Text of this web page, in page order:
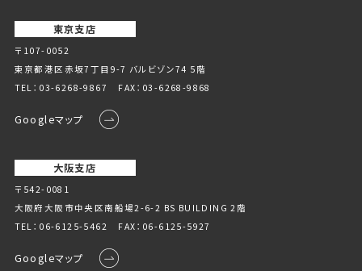
東京支店
〒107-0052
東京都港区赤坂7丁目9-7 バルビゾン74 5階
TEL： 03-6268-9867 FAX：03-6268-9868
Googleマップ
大阪支店
〒542-0081
大阪府大阪市中央区南船場2-6-2 BS BUILDING 2階
TEL： 06-6125-5462 FAX：06-6125-5927
Googleマップ